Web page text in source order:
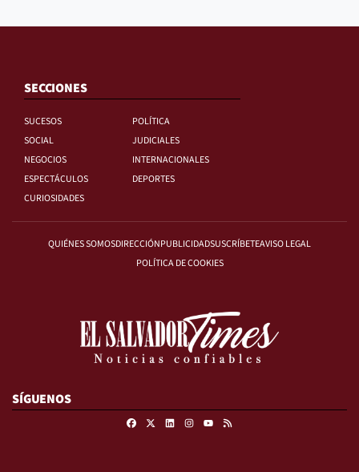
SECCIONES
SUCESOS
POLÍTICA
SOCIAL
JUDICIALES
NEGOCIOS
INTERNACIONALES
ESPECTÁCULOS
DEPORTES
CURIOSIDADES
QUIÉNES SOMOSDIRECCIÓNPUBLICIDADSUSCRÍBETEAVISO LEGAL
POLÍTICA DE COOKIES
SÍGUENOS
FacebookLinkedinInstagram